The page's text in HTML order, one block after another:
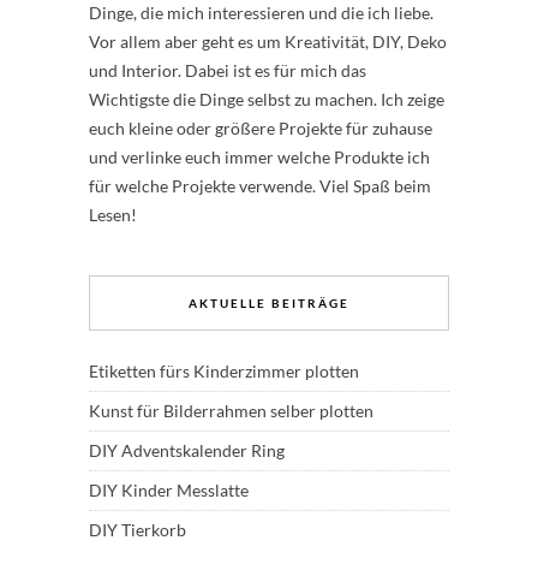
Dinge, die mich interessieren und die ich liebe.
Vor allem aber geht es um Kreativität, DIY, Deko
und Interior. Dabei ist es für mich das
Wichtigste die Dinge selbst zu machen. Ich zeige
euch kleine oder größere Projekte für zuhause
und verlinke euch immer welche Produkte ich
für welche Projekte verwende. Viel Spaß beim
Lesen!
AKTUELLE BEITRÄGE
Etiketten fürs Kinderzimmer plotten
Kunst für Bilderrahmen selber plotten
DIY Adventskalender Ring
DIY Kinder Messlatte
DIY Tierkorb